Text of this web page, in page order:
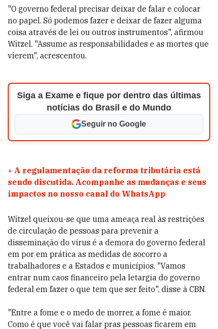
"O governo federal precisar deixar de falar e colocar
no papel. Só podemos fazer e deixar de fazer alguma
coisa através de lei ou outros instrumentos", afirmou
Witzel. "Assume as responsabilidades e as mortes que
vierem", acrescentou.
Siga a Exame e fique por dentro das últimas
notícias do Brasil e do Mundo
Seguir no Google
+ A regulamentação da reforma tributária está
sendo discutida. Acompanhe as mudanças e seus
impactos no nosso canal do WhatsApp
Witzel queixou-se que uma ameaça real às restrições
de circulação de pessoas para prevenir a
disseminação do vírus é a demora do governo federal
em por em prática as medidas de socorro a
trabalhadores e a Estados e municípios. "Vamos
entrar num caos financeiro pela letargia do governo
federal em fazer o que tem que ser feito", disse à CBN.
"Entre a fome e o medo de morrer, a fome é maior.
Como é que você vai falar pras pessoas ficarem em